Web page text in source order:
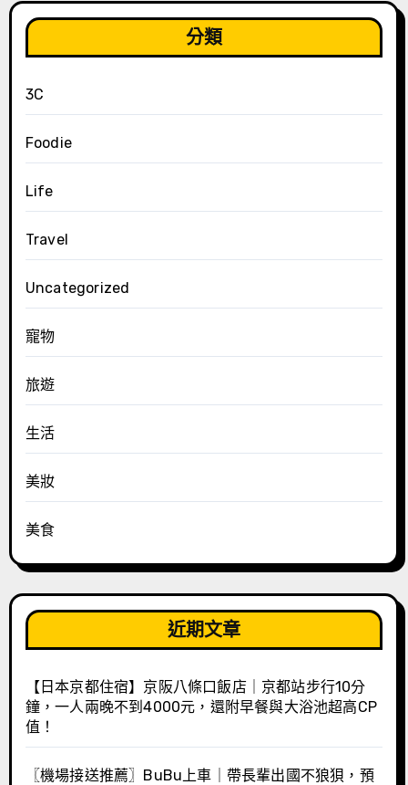
分類
3C
Foodie
Life
Travel
Uncategorized
寵物
旅遊
生活
美妝
美食
近期文章
【日本京都住宿】京阪八條口飯店｜京都站步行10分
鐘，一人兩晚不到4000元，還附早餐與大浴池超高CP
值！
〖機場接送推薦〗BuBu上車｜帶長輩出國不狼狽，預